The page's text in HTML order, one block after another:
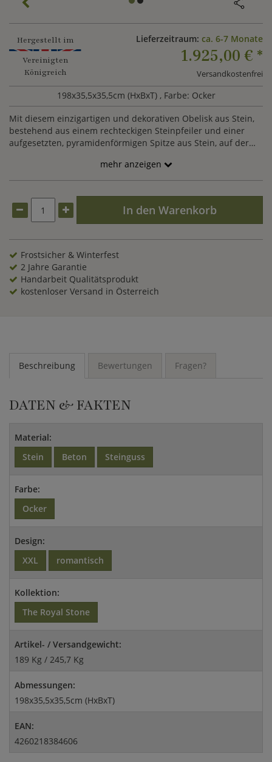
Hergestellt im
Vereinigten
Königreich
Lieferzeitraum: ca. 6-7 Monate
1.925,00 € *
Versandkostenfrei
198x35,5x35,5cm (HxBxT) , Farbe: Ocker
Mit diesem einzigartigen und dekorativen Obelisk aus Stein,
bestehend aus einem rechteckigen Steinpfeiler und einer
aufgesetzten, pyramidenförmigen Spitze aus Stein, auf der
besonders stilvolles und klassisches Ambiente. Nach alten
ägyptischen Vorlagen gefertigt wird Sie dieser Obelisk als
Dekorieren Sie Ihr Anwesen mit diesem einzigartigen Deko
Steinobelisk und setzen Sie schlichte und zeitlose Akzente im
Garten, im Eingangsbereich Ihres Hauses oder zu den Seiten
einer Grundstückseinfahrt.
mehr anzeigen
In den Warenkorb
Frostsicher & Winterfest
2 Jahre Garantie
Handarbeit Qualitätsprodukt
kostenloser Versand in Österreich
Beschreibung Bewertungen Fragen?
DATEN & FAKTEN
Material:
Stein
Beton Steinguss
Farbe:
Ocker
Design:
XXL
romantisch
Kollektion:
The Royal Stone
Artikel- / Versandgewicht:
189 Kg / 245,7 Kg
Abmessungen:
198x35,5x35,5cm (HxBxT)
EAN:
4260218384606